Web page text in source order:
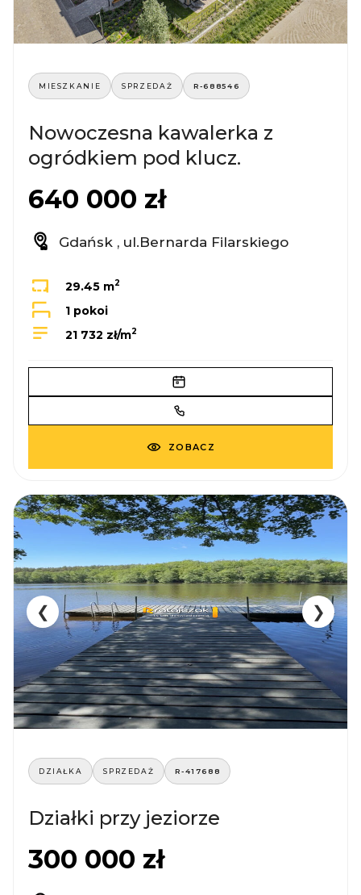
MIESZKANIE SPRZEDAŻ R-688546
Nowoczesna kawalerka z
ogródkiem pod klucz.
640 000 zł
Gdańsk , ul.Bernarda Filarskiego
29.45 m2
1 pokoi
21 732 zł/m2
ZOBACZ
❮ ❯
DZIAŁKA SPRZEDAŻ R-417688
Działki przy jeziorze
300 000 zł